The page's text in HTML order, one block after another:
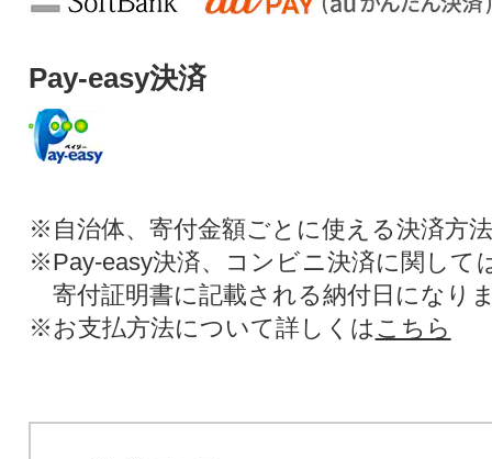
Pay-easy決済
※自治体、寄付金額ごとに使える決済方
※Pay-easy決済、コンビニ決済に関して
寄付証明書に記載される納付日になり
※お支払方法について詳しくは こちら